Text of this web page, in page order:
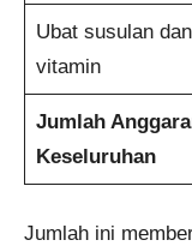
Ubat susulan dan
vitamin
Jumlah
Keseluruhan
Jumlah ini